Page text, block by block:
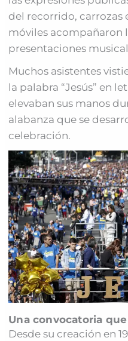
del recorrido, carrozas
móviles acompañaron
presentaciones
Muchos asistentes
la palabra “Jesús” en
elevaban sus manos
alabanza que se
celebración.
Una convocatoria
Desde su creación en